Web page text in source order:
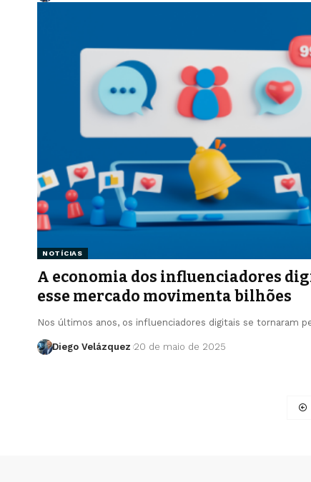
NOTÍCIAS
A economia dos influenciadores
esse mercado movimenta bilhões
Nos últimos anos, os influenciadores digitais se tornaram
Diego Velázquez 20 de maio de 2025